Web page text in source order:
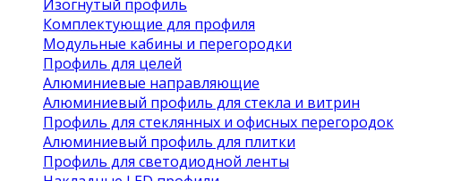
Изогнутый профиль
Комплектующие для профиля
Модульные кабины и перегородки
Профиль для целей
Алюминиевые направляющие
Алюминиевый профиль для стекла и витрин
Профиль для стеклянных и офисных перегородок
Алюминиевый профиль для плитки
Профиль для светодиодной ленты